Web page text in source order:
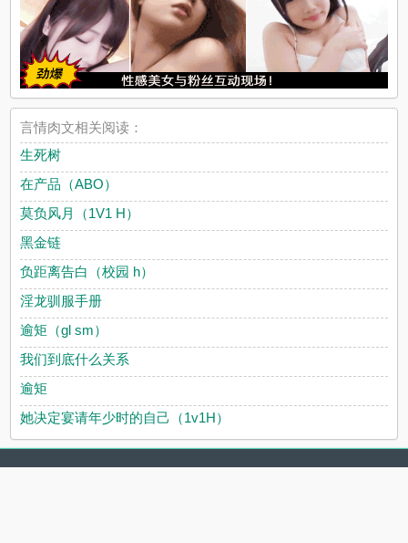
言情肉文相关阅读：
生死树
在产品（ABO）
莫负风月（1V1 H）
黑金链
负距离告白（校园 h）
淫龙驯服手册
逾矩（gl sm）
我们到底什么关系
逾矩
她决定宴请年少时的自己（1v1H）